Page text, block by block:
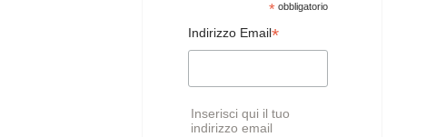
*obbligatorio
Indirizzo Email*
Inserisci qui il tuo
indirizzo email